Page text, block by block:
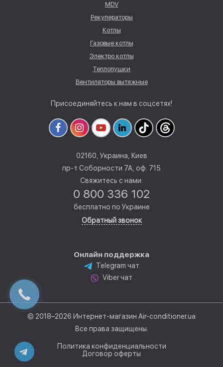
MDV
Рекуператоры
Котлы
Газовые котлы
Электро котлы
Теплопушки
Вентиляторы вытяжные
Присоединяйтесь к нам в соцсетях!
02160, Украина, Киев
пр-т Соборности 7А, оф. 715
Свяжитесь с нами:
0 800 336 102
бесплатно по Украине
Обратный звонок
Онлайн поддержка
Telegram чат
Viber чат
© 2018–2026 Интернет-магазин Air-conditioner.ua
Все права защищены.
Политика конфиденциальности
Договор оферты